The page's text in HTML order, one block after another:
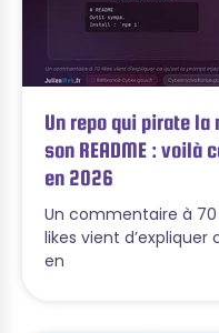
Un repo qui pirate
son README : voilà
en 2026
Un commentaire à 70
likes vient
en